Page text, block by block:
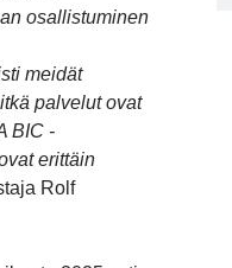
osallistuminen
meidät
palvelut ovat
BIC -
erittäin
Rolf